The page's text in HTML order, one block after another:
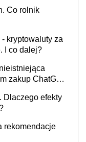
Co rolnik
kryptowaluty za
I co dalej?
zakup ChatGPT
Dlaczego efekty
rekomendacje